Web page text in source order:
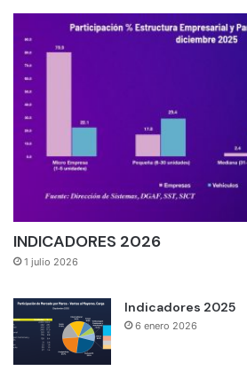
INDICADORES 2026
1 julio 2026
Indicadores 2025
6 enero 2026